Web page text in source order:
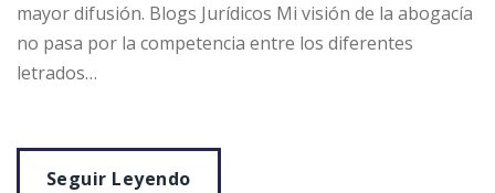
mayor difusión. Blogs Jurídicos Mi visión de la abogacía
no pasa por la competencia entre los diferentes
letrados…
Seguir Leyendo